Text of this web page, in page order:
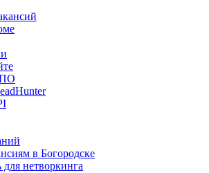
ПО
в Богородске
для нетворкинга